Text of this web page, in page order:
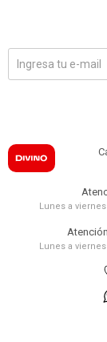
Lunes a
Lunes a